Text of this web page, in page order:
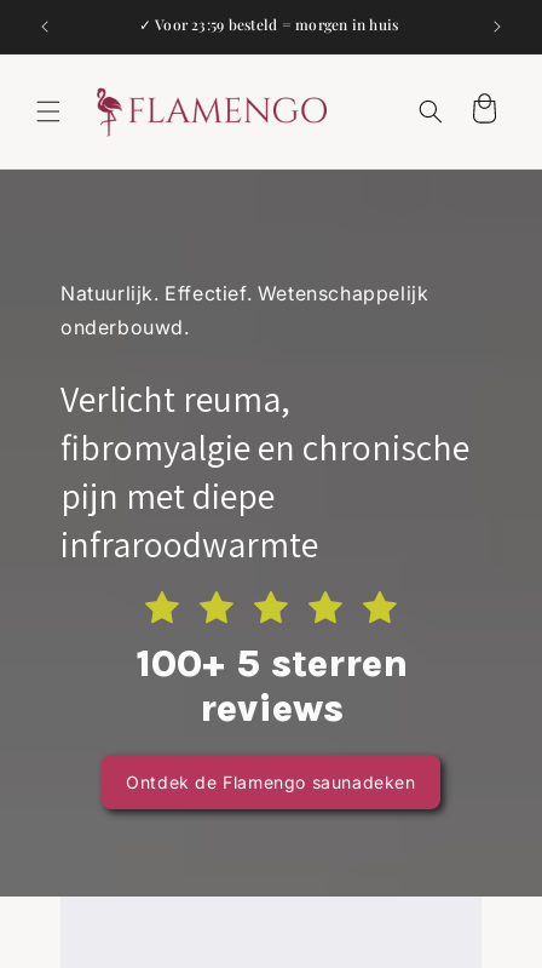
naar de
✓ Voor 23:59 besteld = morgen in huis
Winkelwagen
Natuurlijk. Effectief. Wetenschappelijk
onderbouwd.
Verlicht reuma,
fibromyalgie en chronische
pijn met diepe
infraroodwarmte
100+ 5 sterren
reviews
Ontdek de Flamengo saunadeken